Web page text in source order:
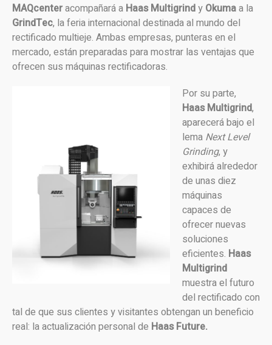
MAQcenteracompañará a Haas Multigrindy Okumaa la
GrindTec, la feria internacional destinada al mundo del
rectificado multieje. Ambas empresas, punteras en el
mercado, están preparadas para mostrar las ventajas que
ofrecen sus máquinas rectificadoras.
Por su parte,
Haas Multigrind,
aparecerá bajo el
lema Next Level
Grinding, y
exhibirá alrededor
de unas diez
máquinas
capaces de
ofrecer nuevas
soluciones
eficientes. Haas
Multigrind
muestra el futuro
del rectificado con
tal de que sus clientes y visitantes obtengan un beneficio
real: la actualización personal de Haas Future.